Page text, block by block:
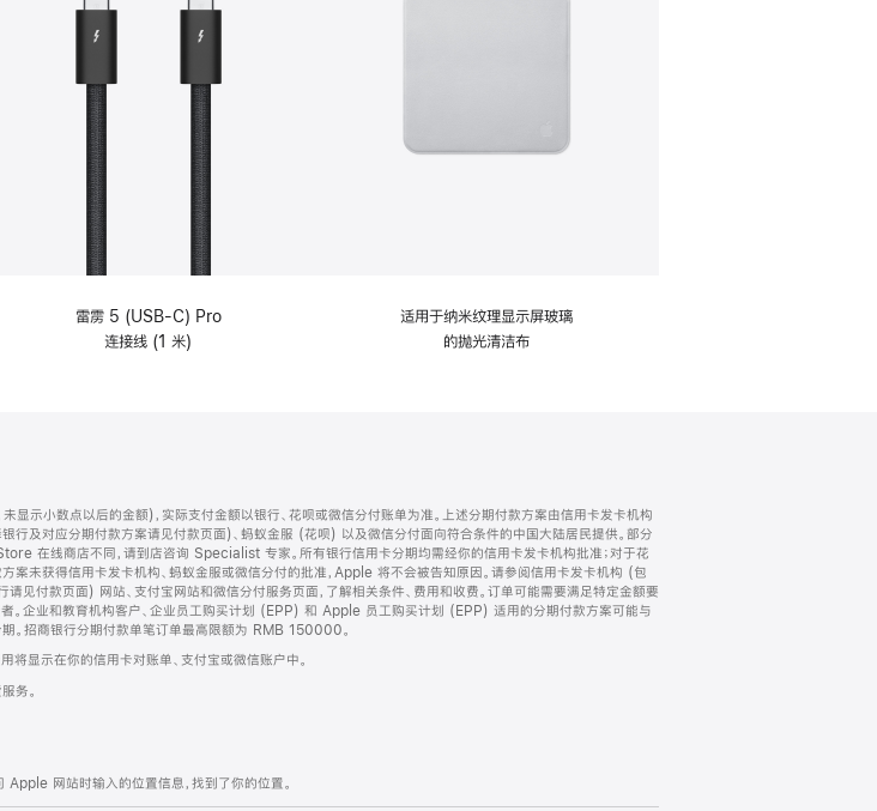
雷雳 5 (USB-C) Pro
连接线 (1 米)
适用于纳米纹理显示屏玻璃
的抛光清洁布
显示小数点以后的金额)，实际支付金额以银行、花呗或微信分付账单为准。上述分期付款方案由信用卡发卡机构
行及对应分期付款方案请见付款页面)、蚂蚁金服 (花呗) 以及微信分付面向符合条件的中国大陆居民提供。部分
在线商店不同，请到店咨询 Specialist 专家。所有银行信用卡分期均需经你的信用卡发卡机构批准；对于花
案未获得信用卡发卡机构、蚂蚁金服或微信分付的批准，Apple 将不会被告知原因。请参阅信用卡发卡机构 (包
见付款页面) 网站、支付宝网站和微信分付服务页面，了解相关条件、费用和收费。订单可能需要满足特定金额要
。企业和教育机构客户、企业员工购买计划 (EPP) 和 Apple 员工购买计划 (EPP) 适用的分期付款方案可能与
期。招商银行分期付款单笔订单最高限额为 RMB 150000。
将显示在你的信用卡对账单、支付宝或微信账户中。
务。
网站时输入的位置信息，找到了你的位置。